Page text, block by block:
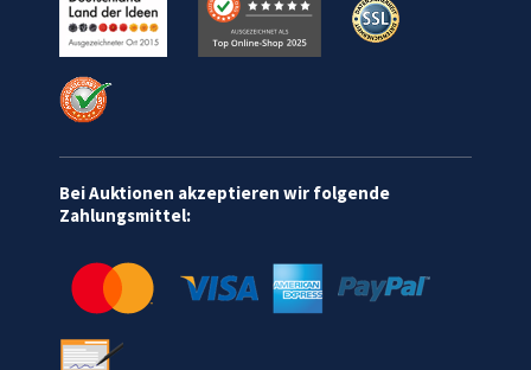
Bei Auktionen akzeptieren wir folgende
Zahlungsmittel: